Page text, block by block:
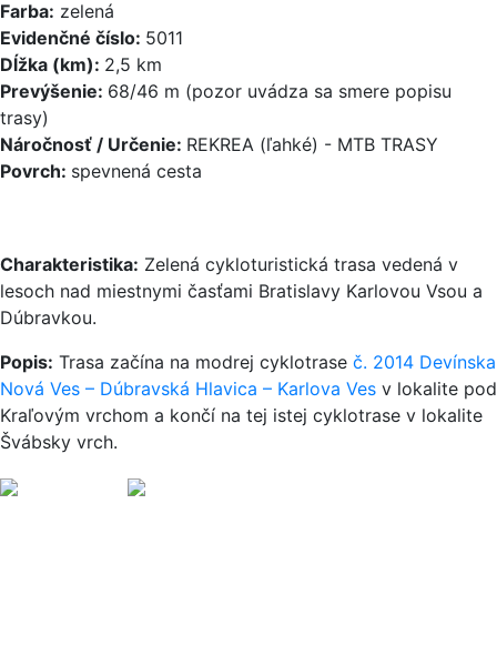
Farba: zelená
Evidenčné číslo: 5011
Dĺžka (km): 2,5 km
Prevýšenie: 68/46 m (pozor uvádza sa smere popisu
trasy)
Náročnosť / Určenie: REKREA (ľahké) - MTB TRASY
Povrch: spevnená cesta
Charakteristika: Zelená cykloturistická trasa vedená v
lesoch nad miestnymi časťami Bratislavy Karlovou Vsou a
Dúbravkou.
Popis: Trasa začína na modrej cyklotrase č. 2014 Devínska
Nová Ves – Dúbravská Hlavica – Karlova Ves v lokalite pod
Kraľovým vrchom a končí na tej istej cyklotrase v lokalite
Švábsky vrch.